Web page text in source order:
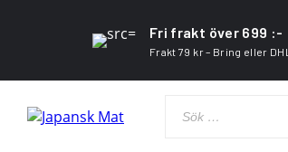
Fri frakt över 699 :-
Frakt 79 kr – Bring eller DHL